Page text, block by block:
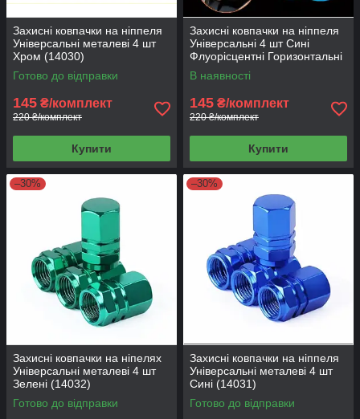
Захисні ковпачки на ніппеля
Універсальні металеві 4 шт
Хром (14030)
Готово до відправки
145 ₴/комплект
220 ₴/комплект
Купити
Захисні ковпачки на ніппеля
Універсальні 4 шт Сині
Флуорісцентні Горизонтальні
прорізи (14050)
В наявності
145 ₴/комплект
220 ₴/комплект
Купити
–30%
Захисні ковпачки на ніпелях
Універсальні металеві 4 шт
Зелені (14032)
Готово до відправки
–30%
Захисні ковпачки на ніппеля
Універсальні металеві 4 шт
Сині (14031)
Готово до відправки